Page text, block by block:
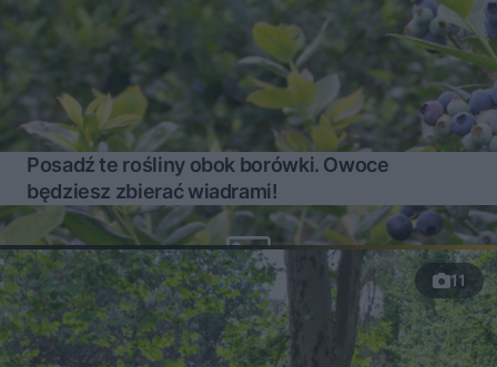
Posadź te rośliny obok borówki. Owoce
będziesz zbierać wiadrami!
11